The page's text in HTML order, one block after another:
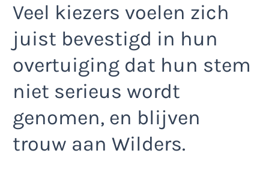
Veel kiezers voelen zich
juist bevestigd in hun
overtuiging dat hun stem
niet serieus wordt
genomen, en blijven
trouw aan Wilders.